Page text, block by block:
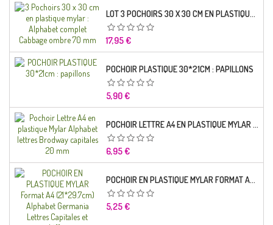
LOT 3 POCHOIRS 30 X 30 CM EN PLASTIQUE MYLAR : ALPHABET COMPLET CABBAGE OMBRE 70 MM
Prix
17,95 €
POCHOIR PLASTIQUE 30*21CM : PAPILLONS
Prix
5,90 €
POCHOIR LETTRE A4 EN PLASTIQUE MYLAR ALPHABET LETTRES BRODWAY CAPITALES 20 MM
Prix
6,95 €
POCHOIR EN PLASTIQUE MYLAR FORMAT A4 (21*29.7CM) ALPHABET GERMANICA LETTRES CAPITALES ET CHIFFRES
Prix
5,25 €